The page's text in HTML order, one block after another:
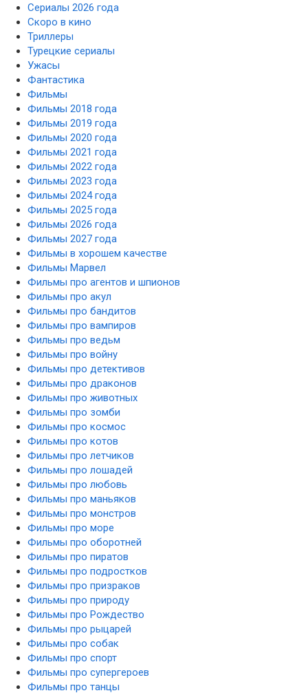
Сериалы 2026 года
Скоро в кино
Триллеры
Турецкие сериалы
Ужасы
Фантастика
Фильмы
Фильмы 2018 года
Фильмы 2019 года
Фильмы 2020 года
Фильмы 2021 года
Фильмы 2022 года
Фильмы 2023 года
Фильмы 2024 года
Фильмы 2025 года
Фильмы 2026 года
Фильмы 2027 года
Фильмы в хорошем качестве
Фильмы Марвел
Фильмы про агентов и шпионов
Фильмы про акул
Фильмы про бандитов
Фильмы про вампиров
Фильмы про ведьм
Фильмы про войну
Фильмы про детективов
Фильмы про драконов
Фильмы про животных
Фильмы про зомби
Фильмы про космос
Фильмы про котов
Фильмы про летчиков
Фильмы про лошадей
Фильмы про любовь
Фильмы про маньяков
Фильмы про монстров
Фильмы про море
Фильмы про оборотней
Фильмы про пиратов
Фильмы про подростков
Фильмы про призраков
Фильмы про природу
Фильмы про Рождество
Фильмы про рыцарей
Фильмы про собак
Фильмы про спорт
Фильмы про супергероев
Фильмы про танцы